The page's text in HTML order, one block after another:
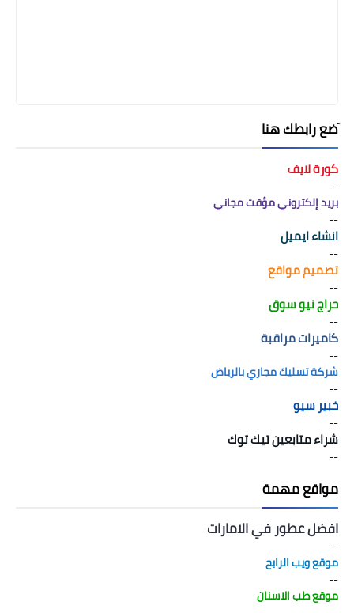
َضع رابطك هنا
كورة لايف
--
بريد إلكتروني مؤقت مجاني
--
انشاء ايميل
--
تصميم مواقع
--
حراج نيو سوق
--
كاميرات مراقبة
--
شركة تسليك مجاري بالرياض
--
خبير سيو
--
شراء متابعين تيك توك
--
مواقع مهمة
افضل عطور في الامارات
--
موقع ويب الرابح
--
موقع طب الاسنان